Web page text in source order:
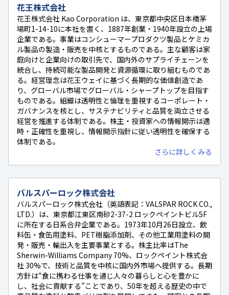
花王株式会社
花王株式会社 Kao Corporation は、東京都中央区日本橋茅
場町1-14-10に本社を置く、1887年創業・1940年設立の上場
企業である。事業はコンシューマープロダクツ製品とケミカ
ル製品の製造・販売を中核とするものである。主な顧客は家
庭向けと企業向けの取引先で、国内外のサプライチェーンを
統合し、持続可能な製品開発と資源循環に取り組むものであ
る。経営理念は花王ウェイに基づく長期的な価値創造であ
り、グローバル市場でグローバル・シャープトップを目指す
ものである。組織は透明性と倫理を重視するコーポレート・
ガバナンスを核とし、サステナビリティと品質を両立させる
経営を推進する体制である。株主・投資家への情報開示は適
時・正確性を重視し、情報開示指針に従い透明性を確保する
体制である。
さらに詳しくみる
バルスパーロック株式会社
バルスパーロック株式会社（英語表記：VALSPAR ROCK CO.,
LTD.）は、東京都江東区南砂2-37-2 ロックペイントビル5F
に所在する日系合弁企業である。1973年10月26日設立、飲
料缶・食缶用塗料、PET樹脂添加剤、その他工業用塗料の開
発・販売・輸出入を主要事業とする。株主比率はThe
Sherwin-Williams Company 70%、ロックペイント株式会
社 30%で、技術と品質を中核に国内外市場へ提供する。長期
方針は“食に携わる仕事を通じ人々の暮らしと心を豊かに
し、社会に貢献する”ことであり、50年を超える歴史の中で